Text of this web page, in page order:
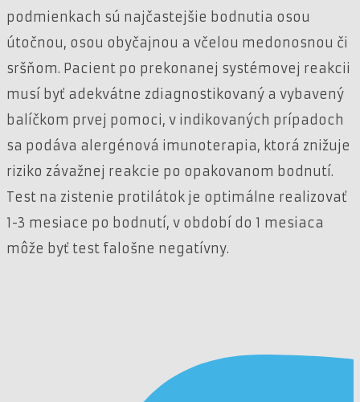
podmienkach sú najčastejšie bodnutia osou
útočnou, osou obyčajnou a včelou medonosnou či
sršňom. Pacient po prekonanej systémovej reakcii
musí byť adekvátne zdiagnostikovaný a vybavený
balíčkom prvej pomoci, v indikovaných prípadoch
sa podáva alergénová imunoterapia, ktorá znižuje
riziko závažnej reakcie po opakovanom bodnutí.
Test na zistenie protilátok je optimálne realizovať
1-3 mesiace po bodnutí, v období do 1 mesiaca
môže byť test falošne negatívny.